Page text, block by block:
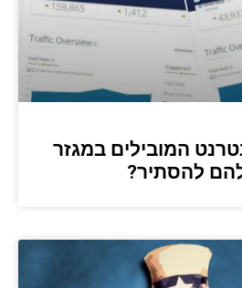
המובילים במגזר
להסתיר?